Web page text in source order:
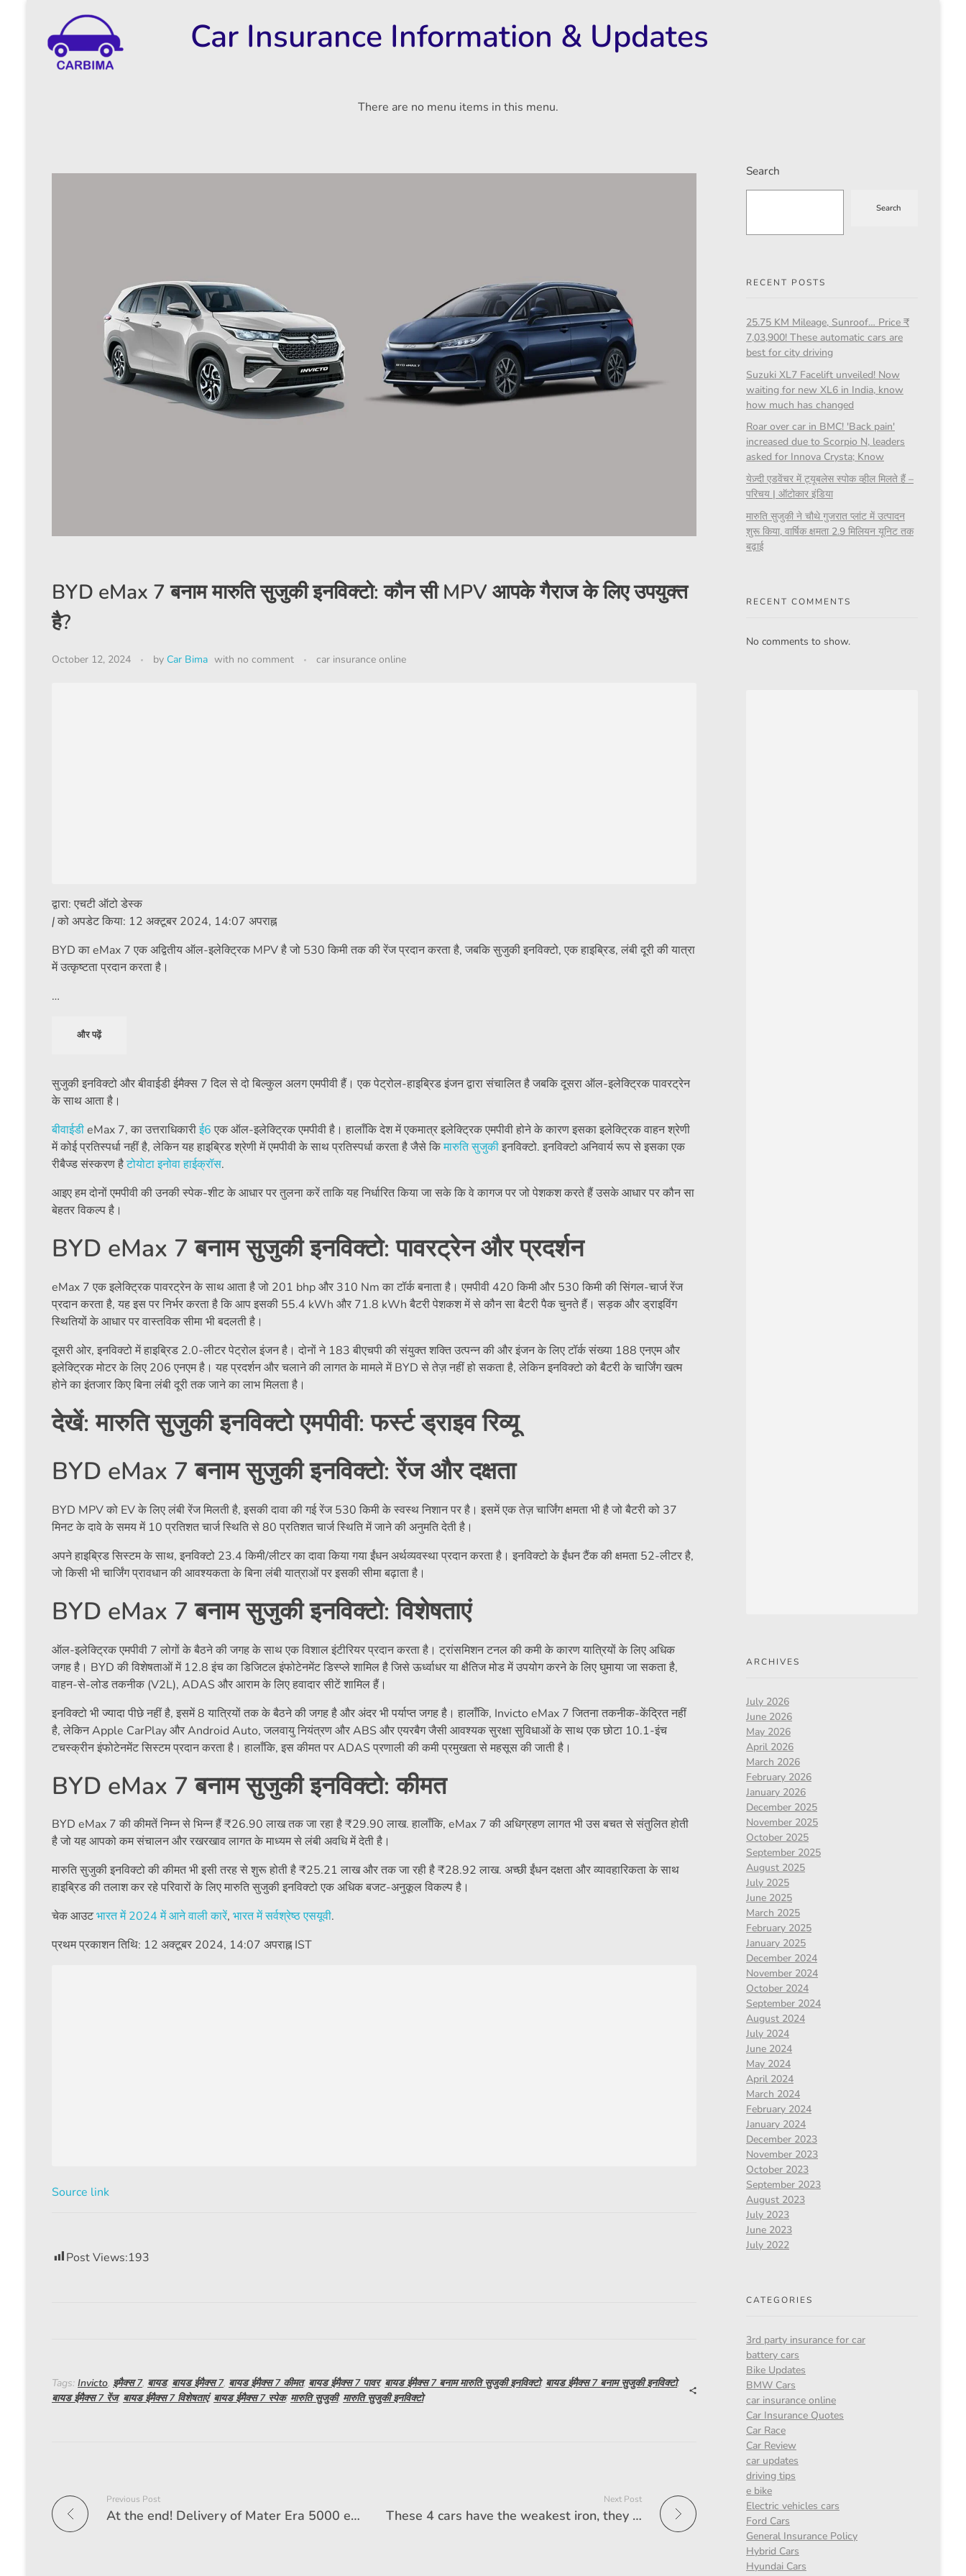
Car Insurance Information & Updates
There are no menu items in this menu.
BYD eMax 7 बनाम मारुति सुजुकी इनविक्टो: कौन सी MPV आपके गैराज के लिए उपयुक्त
है?
October 12, 2024 by Car Bima with no comment car insurance online
द्वारा: एचटी ऑटो डेस्क
|को अपडेट किया: 12 अक्टूबर 2024, 14:07 अपराह्न
BYD का eMax 7 एक अद्वितीय ऑल-इलेक्ट्रिक MPV है जो 530 किमी तक की रेंज प्रदान करता है, जबकि सुजुकी इनविक्टो, एक हाइब्रिड, लंबी दूरी की यात्रा
में उत्कृष्टता प्रदान करता है।
…
और पढ़ें
सुजुकी इनविक्टो और बीवाईडी ईमैक्स 7 दिल से दो बिल्कुल अलग एमपीवी हैं। एक पेट्रोल-हाइब्रिड इंजन द्वारा संचालित है जबकि दूसरा ऑल-इलेक्ट्रिक पावरट्रेन
के साथ आता है।
बीवाईडीeMax 7, का उत्तराधिकारीई6 एक ऑल-इलेक्ट्रिक एमपीवी है। हालाँकि देश में एकमात्र इलेक्ट्रिक एमपीवी होने के कारण इसका इलेक्ट्रिक वाहन श्रेणी
में कोई प्रतिस्पर्धा नहीं है, लेकिन यह हाइब्रिड श्रेणी में एमपीवी के साथ प्रतिस्पर्धा करता है जैसे किमारुति सुजुकीइनविक्टो. इनविक्टो अनिवार्य रूप से इसका एक
रीबैज्ड संस्करण हैटोयोटाइनोवा हाईक्रॉस.
आइए हम दोनों एमपीवी की उनकी स्पेक-शीट के आधार पर तुलना करें ताकि यह निर्धारित किया जा सके कि वे कागज पर जो पेशकश करते हैं उसके आधार पर कौन सा
बेहतर विकल्प है।
BYD eMax 7 बनाम सुजुकी इनविक्टो: पावरट्रेन और प्रदर्शन
eMax 7 एक इलेक्ट्रिक पावरट्रेन के साथ आता है जो 201 bhp और 310 Nm का टॉर्क बनाता है। एमपीवी 420 किमी और 530 किमी की सिंगल-चार्ज रेंज
प्रदान करता है, यह इस पर निर्भर करता है कि आप इसकी 55.4 kWh और 71.8 kWh बैटरी पेशकश में से कौन सा बैटरी पैक चुनते हैं। सड़क और ड्राइविंग
स्थितियों के आधार पर वास्तविक सीमा भी बदलती है।
दूसरी ओर, इनविक्टो में हाइब्रिड 2.0-लीटर पेट्रोल इंजन है। दोनों ने 183 बीएचपी की संयुक्त शक्ति उत्पन्न की और इंजन के लिए टॉर्क संख्या 188 एनएम और
इलेक्ट्रिक मोटर के लिए 206 एनएम है। यह प्रदर्शन और चलाने की लागत के मामले में BYD से तेज़ नहीं हो सकता है, लेकिन इनविक्टो को बैटरी के चार्जिंग खत्म
होने का इंतजार किए बिना लंबी दूरी तक जाने का लाभ मिलता है।
देखें: मारुति सुजुकी इनविक्टो एमपीवी: फर्स्ट ड्राइव रिव्यू
BYD eMax 7 बनाम सुजुकी इनविक्टो: रेंज और दक्षता
BYD MPV को EV के लिए लंबी रेंज मिलती है, इसकी दावा की गई रेंज 530 किमी के स्वस्थ निशान पर है। इसमें एक तेज़ चार्जिंग क्षमता भी है जो बैटरी को 37
मिनट के दावे के समय में 10 प्रतिशत चार्ज स्थिति से 80 प्रतिशत चार्ज स्थिति में जाने की अनुमति देती है।
अपने हाइब्रिड सिस्टम के साथ, इनविक्टो 23.4 किमी/लीटर का दावा किया गया ईंधन अर्थव्यवस्था प्रदान करता है। इनविक्टो के ईंधन टैंक की क्षमता 52-लीटर है,
जो किसी भी चार्जिंग प्रावधान की आवश्यकता के बिना लंबी यात्राओं पर इसकी सीमा बढ़ाता है।
BYD eMax 7 बनाम सुजुकी इनविक्टो: विशेषताएं
ऑल-इलेक्ट्रिक एमपीवी 7 लोगों के बैठने की जगह के साथ एक विशाल इंटीरियर प्रदान करता है। ट्रांसमिशन टनल की कमी के कारण यात्रियों के लिए अधिक
जगह है। BYD की विशेषताओं में 12.8 इंच का डिजिटल इंफोटेनमेंट डिस्प्ले शामिल है जिसे ऊर्ध्वाधर या क्षैतिज मोड में उपयोग करने के लिए घुमाया जा सकता है,
वाहन-से-लोड तकनीक (V2L), ADAS और आराम के लिए हवादार सीटें शामिल हैं।
इनविक्टो भी ज्यादा पीछे नहीं है, इसमें 8 यात्रियों तक के बैठने की जगह है और अंदर भी पर्याप्त जगह है। हालाँकि, Invicto eMax 7 जितना तकनीक-केंद्रित नहीं
है, लेकिन Apple CarPlay और Android Auto, जलवायु नियंत्रण और ABS और एयरबैग जैसी आवश्यक सुरक्षा सुविधाओं के साथ एक छोटा 10.1-इंच
टचस्क्रीन इंफोटेनमेंट सिस्टम प्रदान करता है। हालाँकि, इस कीमत पर ADAS प्रणाली की कमी प्रमुखता से महसूस की जाती है।
BYD eMax 7 बनाम सुजुकी इनविक्टो: कीमत
BYD eMax 7 की कीमतें निम्न से भिन्न हैं₹26.90 लाख तक जा रहा है₹29.90 लाख. हालाँकि, eMax 7 की अधिग्रहण लागत भी उस बचत से संतुलित होती
है जो यह आपको कम संचालन और रखरखाव लागत के माध्यम से लंबी अवधि में देती है।
मारुति सुजुकी इनविक्टो की कीमत भी इसी तरह से शुरू होती है₹25.21 लाख और तक जा रही है₹28.92 लाख. अच्छी ईंधन दक्षता और व्यावहारिकता के साथ
हाइब्रिड की तलाश कर रहे परिवारों के लिए मारुति सुजुकी इनविक्टो एक अधिक बजट-अनुकूल विकल्प है।
चेक आउटभारत में 2024 में आने वाली कारें, भारत में सर्वश्रेष्ठ एसयूवी.
प्रथम प्रकाशन तिथि: 12 अक्टूबर 2024, 14:07 अपराह्न IST
Source link
Post Views:193
Tags: Invicto, इमैक्स 7, बायड, बायड ईमैक्स 7, बायड ईमैक्स 7 कीमत, बायड ईमैक्स 7 पावर, बायड ईमैक्स 7 बनाम मारुति सुजुकी इनविक्टो, बायड ईमैक्स 7 बनाम सुजुकी इनविक्टो,
बायड ईमैक्स 7 रेंज, बायड ईमैक्स 7 विशेषताएं, बायड ईमैक्स 7 स्पेक, मारुति सुजुकी, मारुति सुजुकी इनविक्टो
Previous Post
At the end! Delivery of Mater Era 5000 electric bike starts
Next Post
These 4 cars have the weakest iron, they failed in the crash test, yet people are standing in line to buy them.
Search
Search
RECENT POSTS
25.75 KM Mileage, Sunroof… Price ₹
7,03,900! These automatic cars are
best for city driving
Suzuki XL7 Facelift unveiled! Now
waiting for new XL6 in India, know
how much has changed
Roar over car in BMC! 'Back pain'
increased due to Scorpio N, leaders
asked for Innova Crysta; Know
येज़्दी एडवेंचर में ट्यूबलेस स्पोक व्हील मिलते हैं –
परिचय | ऑटोकार इंडिया
मारुति सुजुकी ने चौथे गुजरात प्लांट में उत्पादन
शुरू किया, वार्षिक क्षमता 2.9 मिलियन यूनिट तक
बढ़ाई
RECENT COMMENTS
No comments to show.
ARCHIVES
July 2026
June 2026
May 2026
April 2026
March 2026
February 2026
January 2026
December 2025
November 2025
October 2025
September 2025
August 2025
July 2025
June 2025
March 2025
February 2025
January 2025
December 2024
November 2024
October 2024
September 2024
August 2024
July 2024
June 2024
May 2024
April 2024
March 2024
February 2024
January 2024
December 2023
November 2023
October 2023
September 2023
August 2023
July 2023
June 2023
July 2022
CATEGORIES
3rd party insurance for car
battery cars
Bike Updates
BMW Cars
car insurance online
Car Insurance Quotes
Car Race
Car Review
car updates
driving tips
e bike
Electric vehicles cars
Ford Cars
General Insurance Policy
Hybrid Cars
Hyundai Cars